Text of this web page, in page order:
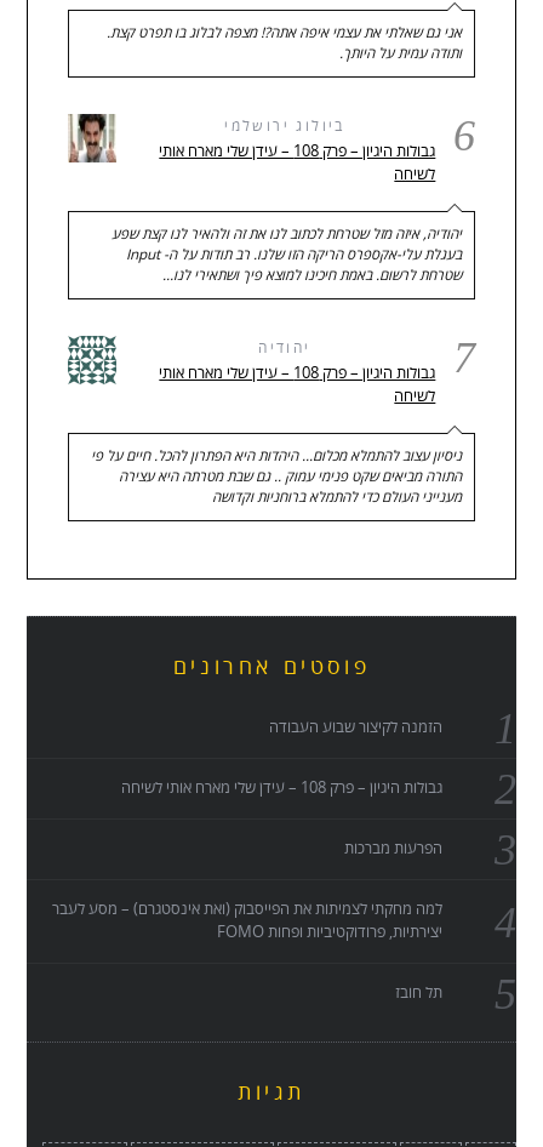
אני גם שאלתי את עצמי איפה אתה?! מצפה לבלוג בו תפרט קצת.
ותודה עמית על היותך.
6 ביולוג ירושלמי
גבולות היגיון – פרק 108 – עידן שלי מארח אותי
לשיחה
יהודיה, איזה מזל שטרחת לכתוב לנו את זה ולהאיר לנו קצת שפע
בעגלת עלי-אקספרס הריקה הזו שלנו. רב תודות על ה- Input
שטרחת לרשום. באמת חיכינו למוצא פיך ושתאירי לנו…
7 יהודיה
גבולות היגיון – פרק 108 – עידן שלי מארח אותי
לשיחה
ניסיון עצוב להתמלא מכלום... היהדות היא הפתרון להכל. חיים על פי
התורה מביאים שקט פנימי עמוק .. גם שבת מטרתה היא עצירה
מענייני העולם כדי להתמלא ברוחניות וקדושה
פוסטים אחרונים
הזמנה לקיצור שבוע העבודה
גבולות היגיון – פרק 108 – עידן שלי מארח אותי לשיחה
הפרעות מברכות
למה מחקתי לצמיתות את הפייסבוק (ואת אינסטגרם) – מסע לעבר
יצירתיות, פרודוקטיביות ופחות FOMO
תל חובז
תגיות